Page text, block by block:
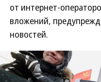
от интернет-
вложений,
новостей.